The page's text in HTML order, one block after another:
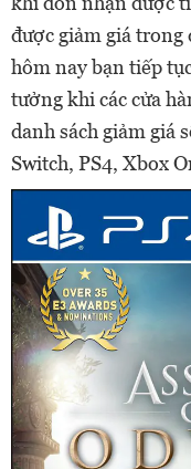
được giảm giá trong
hôm nay bạn tiếp
tưởng khi các cửa
danh sách giảm giá
Switch, PS4, Xbox